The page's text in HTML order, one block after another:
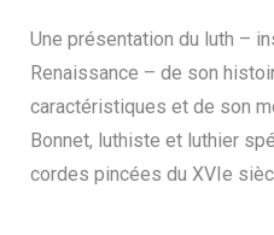
Une présentation du luth –
Renaissance – de son
caractéristiques et de son
Bonnet, luthiste et luthier
cordes pincées du XVIe
Search
for: